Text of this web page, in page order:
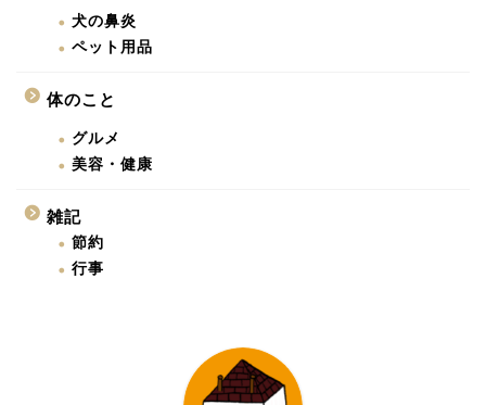
犬の鼻炎
ペット用品
体のこと
グルメ
美容・健康
雑記
節約
行事